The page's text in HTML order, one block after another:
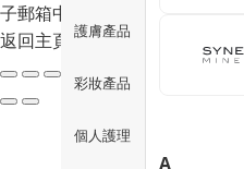
護膚產品
彩妝產品
個人護理
A
子郵箱中的垃圾郵件。
返回主頁